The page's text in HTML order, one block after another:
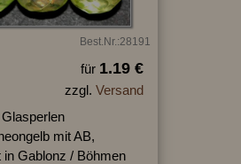
Best.Nr.:28191
für 1.19 €
zzgl. Versand
mit AB,
in Gablonz / Böhmen